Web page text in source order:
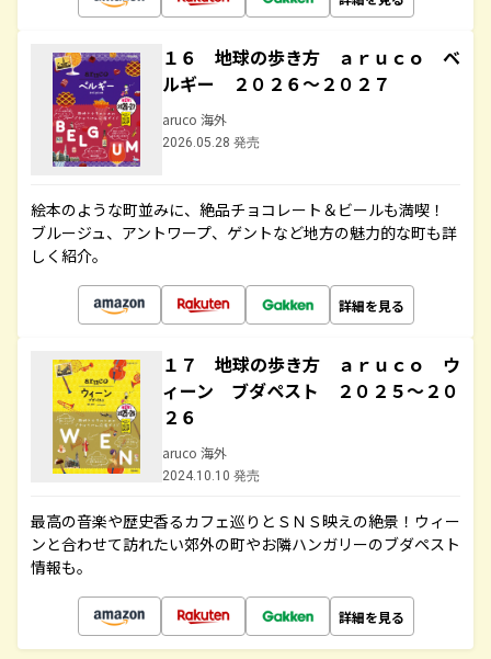
１６ 地球の歩き方 ａｒｕｃｏ ベ
ルギー ２０２６～２０２７
aruco 海外
2026.05.28 発売
絵本のような町並みに、絶品チョコレート＆ビールも満喫！
ブルージュ、アントワープ、ゲントなど地方の魅力的な町も詳
しく紹介。
詳細を見る
１７ 地球の歩き方 ａｒｕｃｏ ウ
ィーン ブダペスト ２０２５～２０
２６
aruco 海外
2024.10.10 発売
最高の音楽や歴史香るカフェ巡りとＳＮＳ映えの絶景！ウィー
ンと合わせて訪れたい郊外の町やお隣ハンガリーのブダペスト
情報も。
詳細を見る